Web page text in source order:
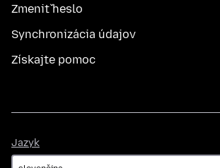
Zmeniť heslo
Synchronizácia údajov
Získajte pomoc
Jazyk